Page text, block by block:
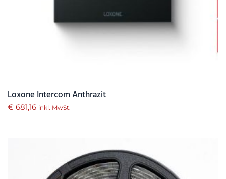
Loxone Intercom Anthrazit
€ 681,16 inkl. MwSt.